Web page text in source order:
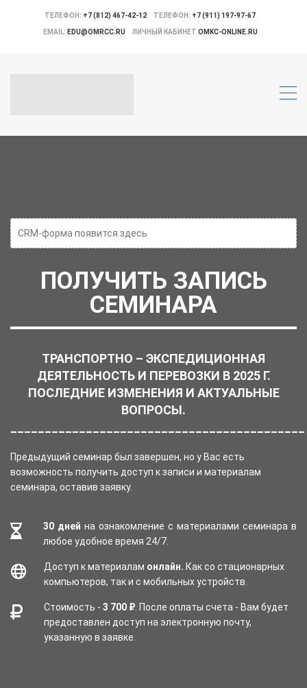
ТЕЛЕФОН: +7 (812) 467-42-12 ТЕЛЕФОН: +7 (911) 197-97-67
EMAIL: EDU@OMRCC.RU ЛИЧНЫЙ КАБИНЕТ OMKC-ONLINE.RU
CRM-форма появится здесь
ПОЛУЧИТЬ ЗАПИСЬ
СЕМИНАРА
ТРАНСПОРТНО – ЭКСПЕДИЦИОННАЯ
ДЕЯТЕЛЬНОСТЬ И ПЕРЕВОЗКИ В 2025 Г.
ПОСЛЕДНИЕ ИЗМЕНЕНИЯ И АКТУАЛЬНЫЕ
ВОПРОСЫ.
Предыдущий семинар был завершен, но у Вас есть
возможность получить доступ к записи и материалам
семинара, оставив заявку.
30 дней на ознакомление с материалами семинара в
любое удобное время 24/7.
Доступ к материалам онлайн. Как со стационарных
компьютеров, так и с мобильных устройств.
Стоимость - 3 700 ₽. После оплаты счета - Вам будет
предоставлен доступ на электронную почту,
указанную в заявке.